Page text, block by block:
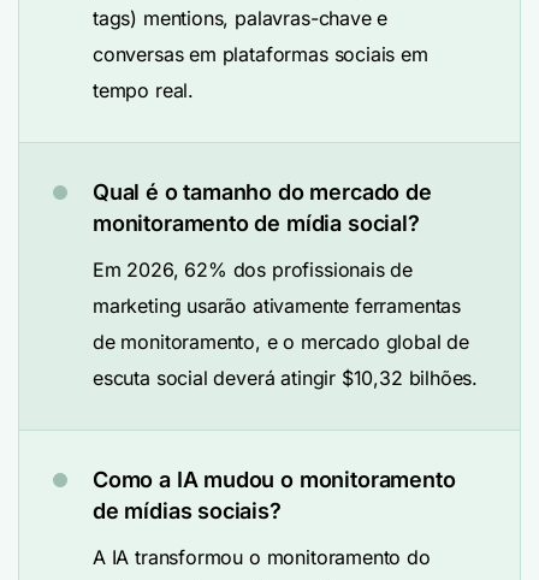
tags) mentions, palavras-chave e
conversas em plataformas sociais em
tempo real.
Qual é o tamanho do mercado de
monitoramento de mídia social?
Em 2026, 62% dos profissionais de
marketing usarão ativamente ferramentas
de monitoramento, e o mercado global de
escuta social deverá atingir $10,32 bilhões.
Como a IA mudou o monitoramento
de mídias sociais?
A IA transformou o monitoramento do